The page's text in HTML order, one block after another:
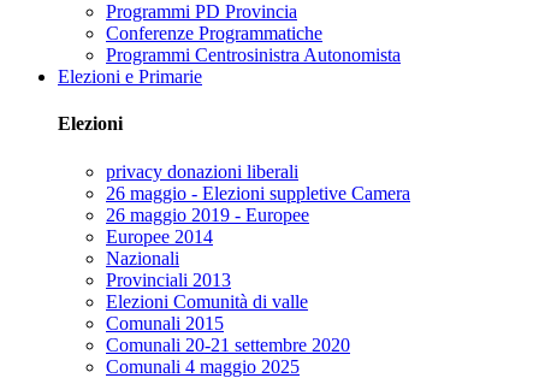
Programmi PD Provincia
Conferenze Programmatiche
Programmi Centrosinistra Autonomista
Elezioni e Primarie
Elezioni
privacy donazioni liberali
26 maggio - Elezioni suppletive Camera
26 maggio 2019 - Europee
Europee 2014
Nazionali
Provinciali 2013
Elezioni Comunità di valle
Comunali 2015
Comunali 20-21 settembre 2020
Comunali 4 maggio 2025